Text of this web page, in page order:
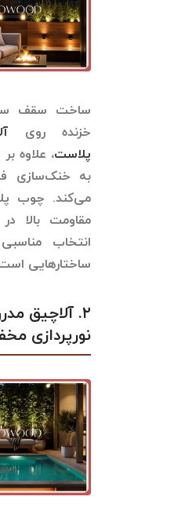
ساخت سقف
خزنده روی
پلاست، علاوه
به خنک‌سازی
می‌کند. چوب
مقاومت بالا در
انتخاب
ساختارهایی
۲. آلاچیق
نورپردازی